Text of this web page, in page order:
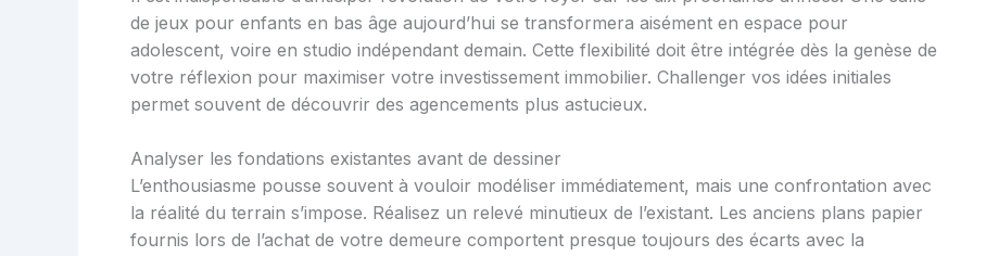
de jeux pour enfants en bas âge aujourd’hui se transformera aisément en espace pour
adolescent, voire en studio indépendant demain. Cette flexibilité doit être intégrée dès la genèse de
votre réflexion pour maximiser votre investissement immobilier. Challenger vos idées initiales
permet souvent de découvrir des agencements plus astucieux.
Analyser les fondations existantes avant de dessiner
L’enthousiasme pousse souvent à vouloir modéliser immédiatement, mais une confrontation avec
la réalité du terrain s’impose. Réalisez un relevé minutieux de l’existant. Les anciens plans papier
fournis lors de l’achat de votre demeure comportent presque toujours des écarts avec la